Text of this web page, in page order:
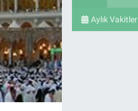
Aylık Vakitler